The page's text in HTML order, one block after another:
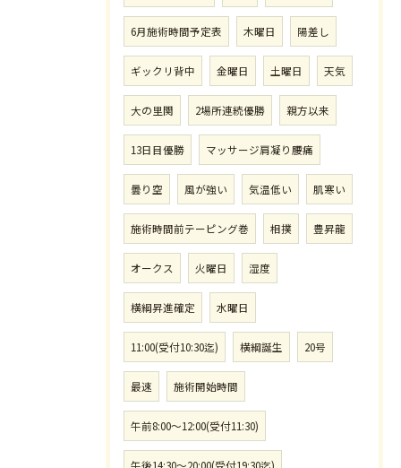
6月施術時間予定表 木曜日 陽差し
ギックリ背中 金曜日 土曜日 天気
大の里関 2場所連続優勝 親方以来
13日目優勝 マッサージ肩凝り腰痛
曇り空 風が強い 気温低い 肌寒い
施術時間前テーピング巻 相撲 豊昇龍
オークス 火曜日 湿度
横綱昇進確定 水曜日
11:00(受付10:30迄) 横綱誕生 20号
最速 施術開始時間
午前8:00〜12:00(受付11:30)
午後14:30〜20:00(受付19:30迄)